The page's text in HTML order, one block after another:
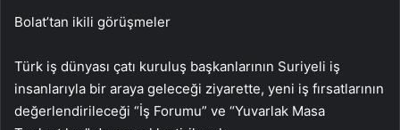
Bolat’tan ikili görüşmeler
Türk iş dünyası çatı kuruluş başkanlarının Suriyeli iş
insanlarıyla bir araya geleceği ziyarette, yeni iş fırsatlarının
değerlendirileceği “İş Forumu” ve “Yuvarlak Masa